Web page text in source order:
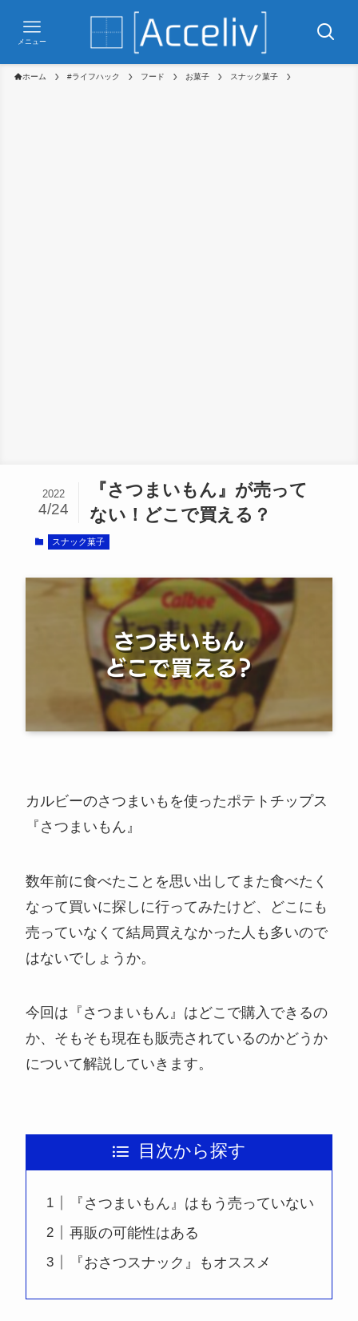
メニュー
ホーム #ライフハック フード お菓子 スナック菓子
『さつまいもん』が売って
ない！どこで買える？
2022
4/24
スナック菓子
カルビーのさつまいもを使ったポテトチップス
『さつまいもん』
数年前に食べたことを思い出してまた食べたく
なって買いに探しに行ってみたけど、どこにも
売っていなくて結局買えなかった人も多いので
はないでしょうか。
今回は『さつまいもん』はどこで購入できるの
か、そもそも現在も販売されているのかどうか
について解説していきます。
目次から探す
『さつまいもん』はもう売っていない
再販の可能性はある
『おさつスナック』もオススメ